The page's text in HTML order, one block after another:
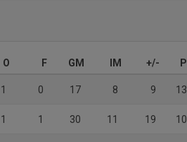
O F GM IM +/- P
1 0 17 8 9 13
1 1 30 11 19 10